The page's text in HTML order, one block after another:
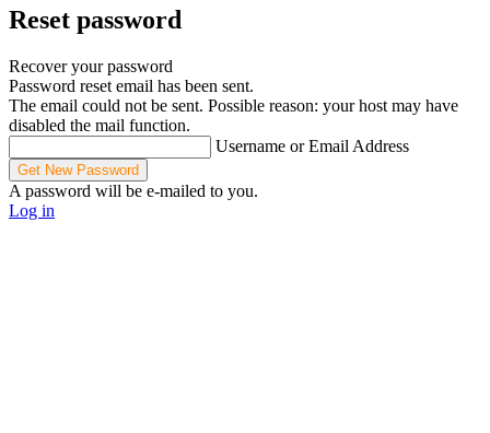
Reset password
Recover your password
Password reset email has been sent.
The email could not be sent. Possible reason: your host may have
disabled the mail function.
Username or Email Address
A password will be e-mailed to you.
Log in